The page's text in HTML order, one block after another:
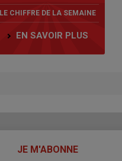
LE CHIFFRE DE LA SEMAINE
EN SAVOIR PLUS
JE M'ABONNE